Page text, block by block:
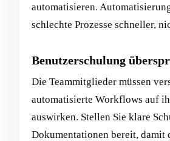
automatisieren.
schlechte Prozesse schneller,
Benutzerschulung
Die Teammitglieder müssen
automatisierte Workflows auf
auswirken. Stellen Sie klare
Dokumentationen bereit, damit